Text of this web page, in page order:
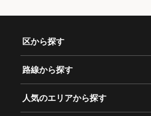
区から探す
路線から探す
人気のエリアから探す